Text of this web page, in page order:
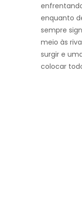
enquanto
sempre
meio às
surgir e
colocar